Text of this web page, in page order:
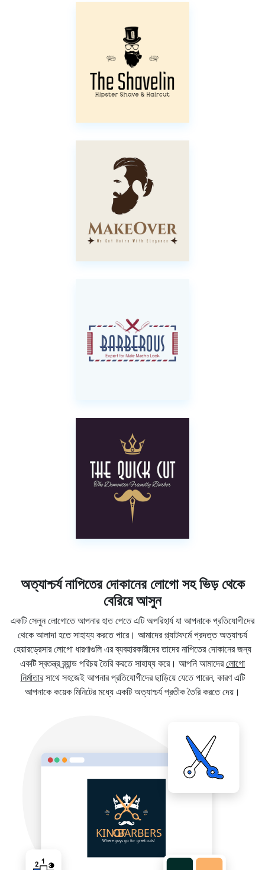
অত্যাশ্চর্য নাপিতের দোকানের লোগো সহ ভিড় থেকে
বেরিয়ে আসুন
একটি সেলুন লোগোতে আপনার হাত পেতে এটি অপরিহার্য যা আপনাকে প্রতিযোগীদের
থেকে আলাদা হতে সাহায্য করতে পারে। আমাদের প্ল্যাটফর্মে প্রদত্ত অত্যাশ্চর্য
হেয়ারড্রেসার লোগো ধারণাগুলি এর ব্যবহারকারীদের তাদের নাপিতের দোকানের জন্য
একটি স্বতন্ত্র ব্র্যান্ড পরিচয় তৈরি করতে সাহায্য করে। আপনি আমাদেরলোগো
নির্মাতারসাথে সহজেই আপনার প্রতিযোগীদের ছাড়িয়ে যেতে পারেন, কারণ এটি
আপনাকে কয়েক মিনিটের মধ্যে একটি অত্যাশ্চর্য প্রতীক তৈরি করতে দেয়।